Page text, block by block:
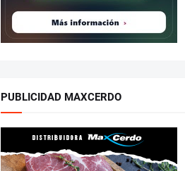
PUBLICIDAD MAXCERDO